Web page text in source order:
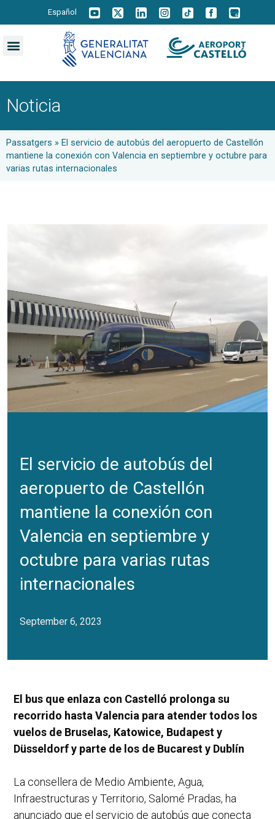
Español
Noticia
Passatgers » El servicio de autobús del aeropuerto de Castellón
mantiene la conexión con Valencia en septiembre y octubre para
varias rutas internacionales
El servicio de autobús del
aeropuerto de Castellón
mantiene la conexión con
Valencia en septiembre y
octubre para varias rutas
internacionales
September 6, 2023
El bus que enlaza con Castelló prolonga su
recorrido hasta Valencia para atender todos los
vuelos de Bruselas, Katowice, Budapest y
Düsseldorf y parte de los de Bucarest y Dublín
La consellera de Medio Ambiente, Agua,
Infraestructuras y Territorio, Salomé Pradas, ha
anunciado que el servicio de autobús que conecta